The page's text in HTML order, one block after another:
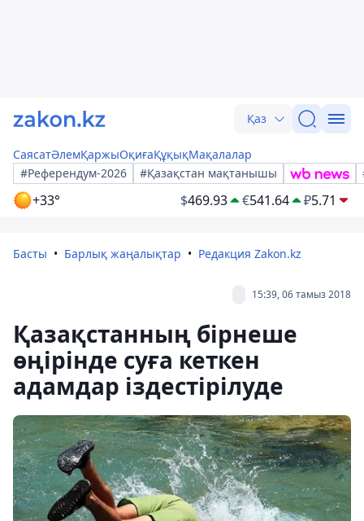
Қаз
СаясатӘлемҚаржыОқиғаҚұқықМақалалар
#Референдум-2026
#Қазақстан мақтанышы
+33° $469.93 €541.64 ₽5.71
Басты Барлық жаңалықтар Редакция Zakon.kz
15:39, 06 тамыз 2018
Қазақстанның бірнеше
өңірінде суға кеткен
адамдар іздестірілуде